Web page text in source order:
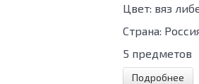
Цвет: вяз
Страна:
5 предметов
Подробнее